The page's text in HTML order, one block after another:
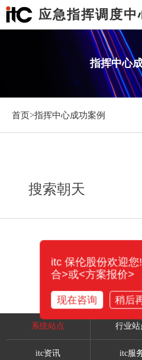
应急指挥调度中
指挥中心
首页>指挥中心成功案例
搜索朝天
系统站点 行业站
itc资讯 itc服
itc 保伦股份欢迎
合>或<方案报价>
现在咨询 稍后